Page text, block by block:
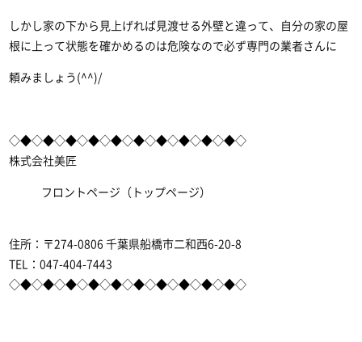
しかし家の下から見上げれば見渡せる外壁と違って、自分の家の屋
根に上って状態を確かめるのは危険なので必ず専門の業者さんに
頼みましょう(^^)/
◇◆◇◆◇◆◇◆◇◆◇◆◇◆◇◆◇◆◇◆◇
株式会社美匠
フロントページ（トップページ）
住所：〒274-0806 千葉県船橋市二和西6-20-8
TEL：047-404-7443
◇◆◇◆◇◆◇◆◇◆◇◆◇◆◇◆◇◆◇◆◇